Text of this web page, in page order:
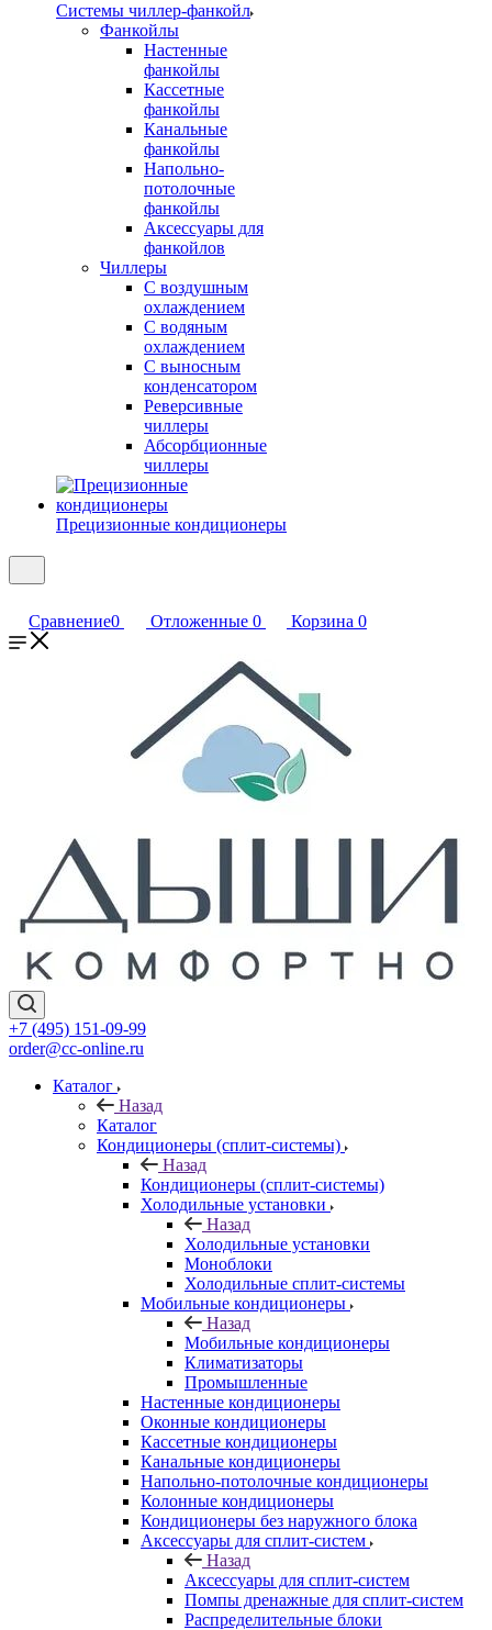
Системы чиллер-фанкойл
Фанкойлы
Настенные
фанкойлы
Кассетные
фанкойлы
Канальные
фанкойлы
Напольно-
потолочные
фанкойлы
Аксессуары для
фанкойлов
Чиллеры
С воздушным
охлаждением
С водяным
охлаждением
С выносным
конденсатором
Реверсивные
чиллеры
Абсорбционные
чиллеры
Прецизионные кондиционеры
Сравнение0 Отложенные 0 Корзина 0
+7 (495) 151-09-99
order@cc-online.ru
Каталог
Назад
Каталог
Кондиционеры (сплит-системы)
Назад
Кондиционеры (сплит-системы)
Холодильные установки
Назад
Холодильные установки
Моноблоки
Холодильные сплит-системы
Мобильные кондиционеры
Назад
Мобильные кондиционеры
Климатизаторы
Промышленные
Настенные кондиционеры
Оконные кондиционеры
Кассетные кондиционеры
Канальные кондиционеры
Напольно-потолочные кондиционеры
Колонные кондиционеры
Кондиционеры без наружного блока
Аксессуары для сплит-систем
Назад
Аксессуары для сплит-систем
Помпы дренажные для сплит-систем
Распределительные блоки